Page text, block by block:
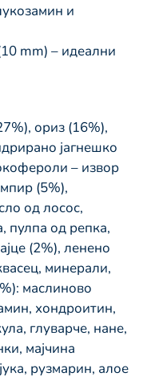
и
mm) – идеални
ориз (16%),
јагнешко
– извор
(5%),
од лосос,
пулпа од репка,
(2%), ленено
минерали,
маслиново
хондроитин,
глуварче, нане,
мајчина
рузмарин, алое